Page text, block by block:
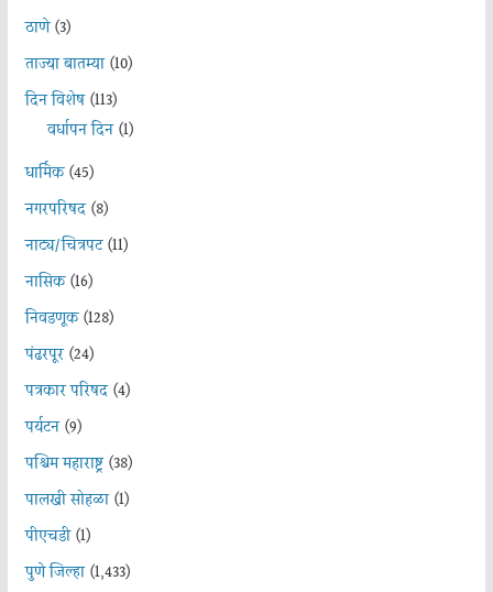
ठाणे(3)
ताज्या बातम्या(10)
दिन विशेष(113)
वर्धापन दिन(1)
धार्मिक(45)
नगरपरिषद(8)
नाट्य/चित्रपट(11)
नासिक(16)
निवडणूक(128)
पंढरपूर(24)
पत्रकार परिषद(4)
पर्यटन(9)
पश्चिम महाराष्ट्र(38)
पालखी सोहळा(1)
पीएचडी(1)
पुणे जिल्हा(1,433)